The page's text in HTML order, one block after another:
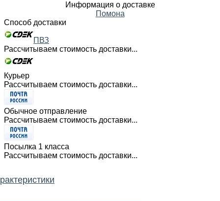
Информация о доставке
Помона
Способ доставки
ПВЗ
Рассчитываем стоимость доставки...
Курьер
Рассчитываем стоимость доставки...
Обычное отправление
Рассчитываем стоимость доставки...
Посылка 1 класса
Рассчитываем стоимость доставки...